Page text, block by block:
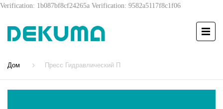
Verification: 1b087bf8cf24265a Verification: 9582a5117f8c1f06
Дом Пресс Гидравлический П